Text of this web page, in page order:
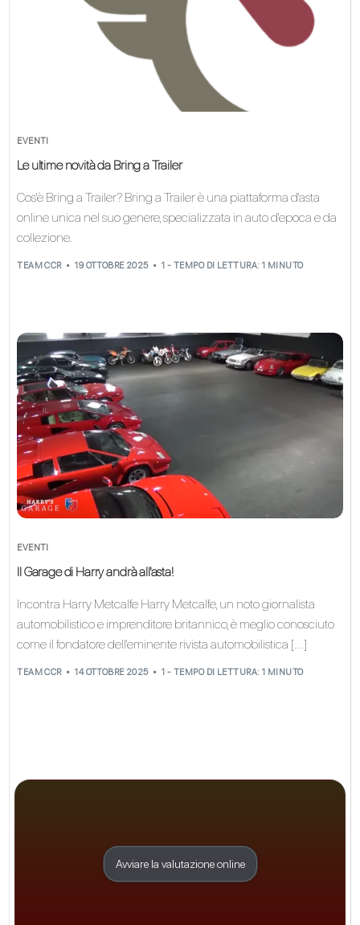
EVENTI
Le ultime novità da Bring a Trailer
Cos'è Bring a Trailer? Bring a Trailer è una piattaforma d'asta
online unica nel suo genere, specializzata in auto d'epoca e da
collezione.
TEAM CCR 19 OTTOBRE 2025 1 - TEMPO DI LETTURA: 1 MINUTO
EVENTI
Il Garage di Harry andrà all'asta!
Incontra Harry Metcalfe Harry Metcalfe, un noto giornalista
automobilistico e imprenditore britannico, è meglio conosciuto
come il fondatore dell'eminente rivista automobilistica [...]
TEAM CCR 14 OTTOBRE 2025 1 - TEMPO DI LETTURA: 1 MINUTO
Avviare la valutazione online